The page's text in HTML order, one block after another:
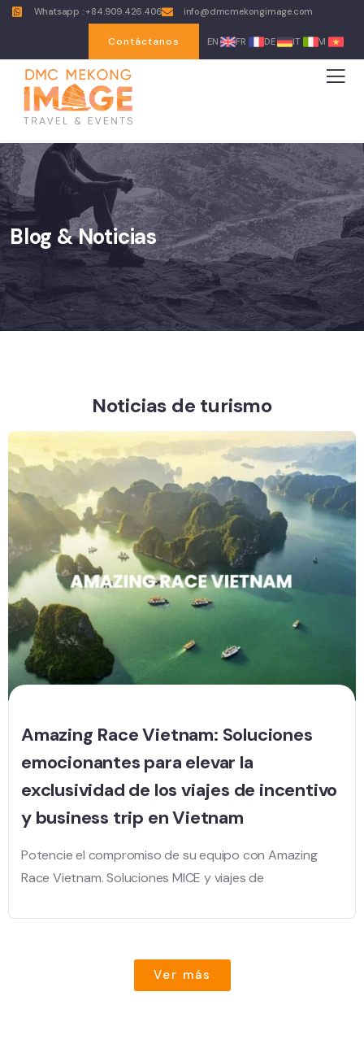
Whatsapp : +84.909.426.406 info@dmcmekongimage.com
Contáctanos EN FR DE IT VI
Blog & Noticias
Noticias de turismo
Amazing Race Vietnam: Soluciones
emocionantes para elevar la
exclusividad de los viajes de incentivo
y business trip en Vietnam
Potencie el compromiso de su equipo con Amazing
Race Vietnam. Soluciones MICE y viajes de
Ver más